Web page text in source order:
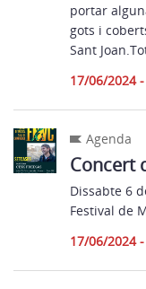
portar
gots i
Sant
17/06/2024
Agenda
Concert
Dissabte 6
Festival de
17/06/2024